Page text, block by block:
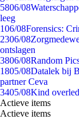
5806/08
leeg
106/08Forensics:
2306/08
ontslagen
3806/08Random
1805/08Datalek bij
partner Ceva
3405/08Kind
Actieve items
Actieve items